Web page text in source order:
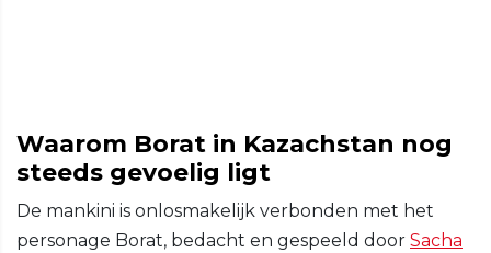
Waarom Borat in Kazachstan nog
steeds gevoelig ligt
De mankini is onlosmakelijk verbonden met het
personage Borat, bedacht en gespeeld door Sacha